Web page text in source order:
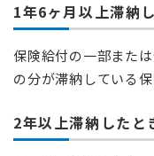
1年6ヶ月以上滞納
保険給付の一部また
の分が滞納している
2年以上滞納したと